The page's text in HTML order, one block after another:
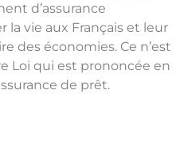
d’assurance
la vie aux Français et leur
des économies. Ce n’est
Loi qui est prononcée en
de prêt.